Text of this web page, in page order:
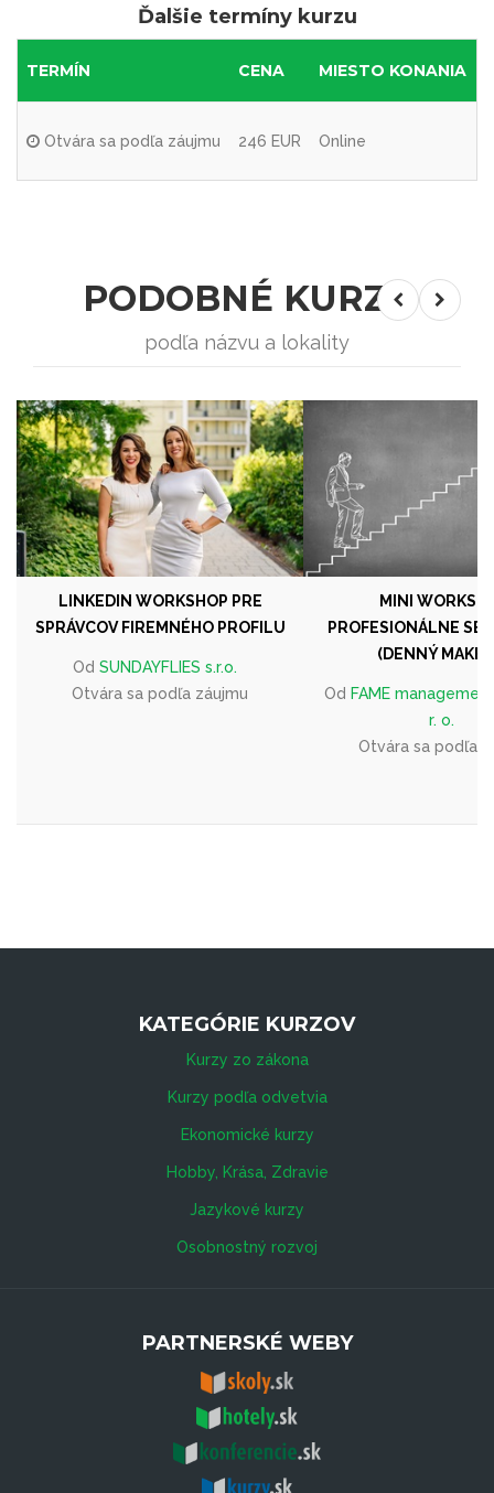
Ďalšie termíny kurzu
TERMÍN CENA MIESTO KONANIA
Otvára sa podľa záujmu 246 EUR Online
PODOBNÉ KURZY
podľa názvu a lokality
LINKEDIN WORKSHOP PRE
SPRÁVCOV FIREMNÉHO PROFILU
Od SUNDAYFLIES s.r.o.
Otvára sa podľa záujmu
MINI
PROFESIONÁLNE
(DENNÝ MAKE-
Od FAME
r. o.
Otvára sa podľa
KATEGÓRIE KURZOV
Kurzy zo zákona
Kurzy podľa odvetvia
Ekonomické kurzy
Hobby, Krása, Zdravie
Jazykové kurzy
Osobnostný rozvoj
PARTNERSKÉ WEBY